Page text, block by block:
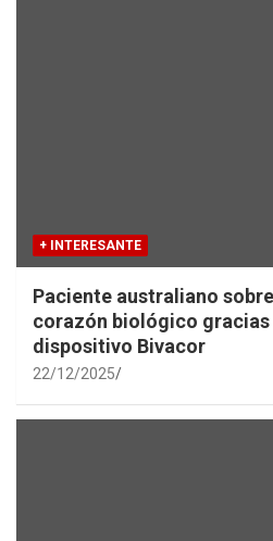
+ INTERESANTE
Paciente australiano
corazón biológico
dispositivo Bivacor
22/12/2025